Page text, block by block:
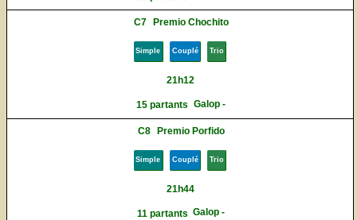
C7 Premio Chochito
Simple Couplé Trio
21h12
15 partants Galop -
C8 Premio Porfido
Simple Couplé Trio
21h44
11 partants Galop -